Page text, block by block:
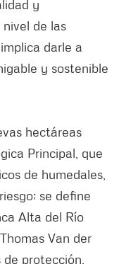
y
de las
darle a
y sostenible
hectáreas
Principal, que
de humedales,
se define
Alta del Río
Van der
protección,